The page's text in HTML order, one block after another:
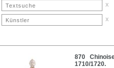
x
x
870
1710/1720.